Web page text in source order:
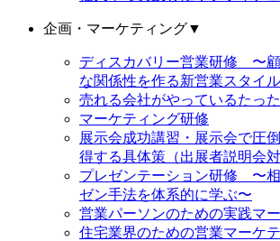
企画・マーケティング▼
ディスカバリー営業研修 〜
な関係性を作る新営業スタイ
売れる会社がやっているたっ
マーケティング研修
展示会成功講習・展示会で圧
得する具体策（出展者説明会対
プレゼンテーション研修 〜
ゼン手法を体系的に学ぶ〜
営業パーソンのための実践マ
住宅業界のための営業マーケ